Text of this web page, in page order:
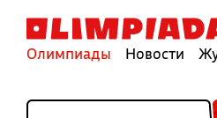
Олимпиады Новости